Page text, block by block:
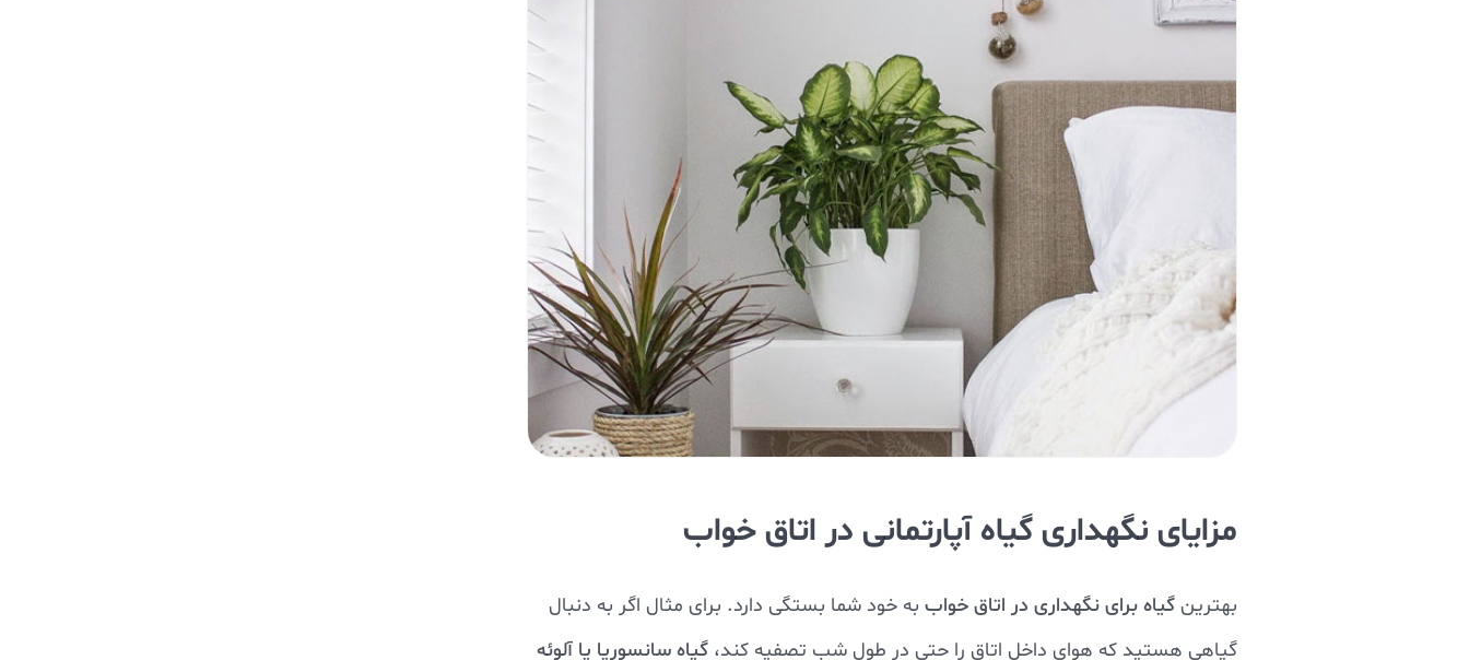
مزایای نگهداری گیاه آپارتمانی در اتاق خواب
بهترین گیاه برای نگهداری در اتاق خواب به خود شما بستگی دارد. برای مثال اگر به دنبال
گیاهی هستید که هوای داخل اتاق را حتی در طول شب تصفیه کند، گیاه سانسوریا یا آلوئه